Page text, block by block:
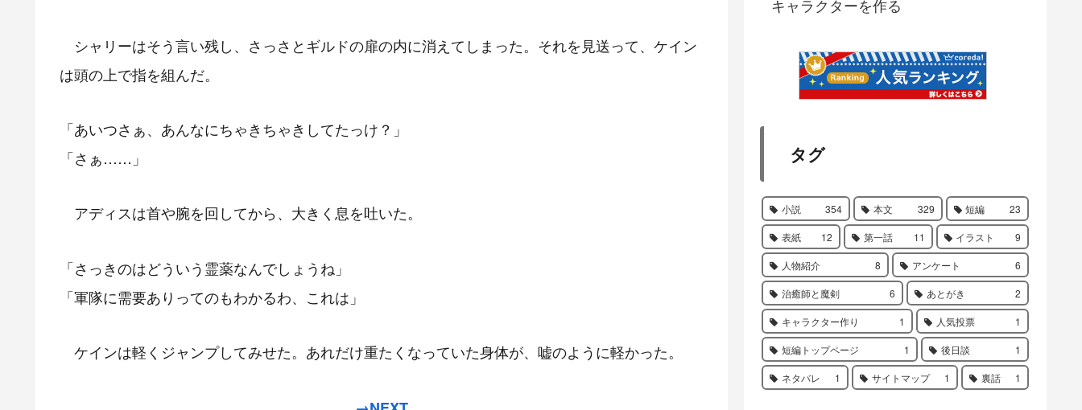
シャリーはそう言い残し、さっさとギルドの扉の内に消えてしまった。それを見送って、ケイン
は頭の上で指を組んだ。
「あいつさぁ、あんなにちゃきちゃきしてたっけ？」
「さぁ……」
アディスは首や腕を回してから、大きく息を吐いた。
「さっきのはどういう霊薬なんでしょうね」
「軍隊に需要ありってのもわかるわ、これは」
ケインは軽くジャンプしてみせた。あれだけ重たくなっていた身体が、嘘のように軽かった。
キャラクターを作る
タグ
小説 354 本文 329 短編 23
表紙 12 第一話 11 イラスト 9
人物紹介 8 アンケート 6
治癒師と魔剣 6 あとがき 2
キャラクター作り 1 人気投票 1
短編トップページ 1 後日談 1
ネタバレ 1 サイトマップ 1 裏話 1